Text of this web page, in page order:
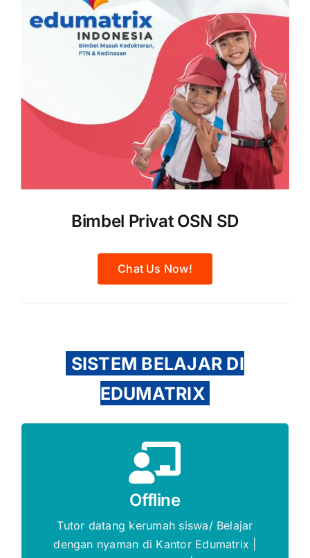
Bimbel Privat OSN SD
Chat Us Now!
SISTEM BELAJAR DI
EDUMATRIX
Offline
Tutor datang kerumah siswa/ Belajar
dengan nyaman di Kantor Edumatrix |
Promo s.d 5%
Gratis Biaya Pendaftaran
DAFTAR SEKARANG